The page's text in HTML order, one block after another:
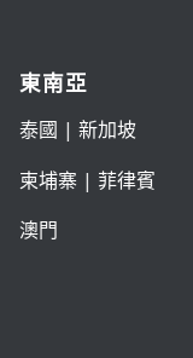
東南亞
泰國 | 新加坡
柬埔寨 | 菲律賓
澳門